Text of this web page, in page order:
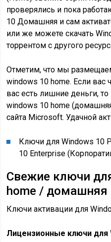
проверялись и пока
10 Домашняя и сам
или же можете скачать
торрентом с другого
Отметим, что мы
windows 10 home. Если вас
вас есть лишние деньги,
windows 10 home
сайта Microsoft. Удачной
Ключи для Windows 10
10 Enterprise
Свежие ключи
home / домашняя
Ключи активации для
Лицензионные ключи для